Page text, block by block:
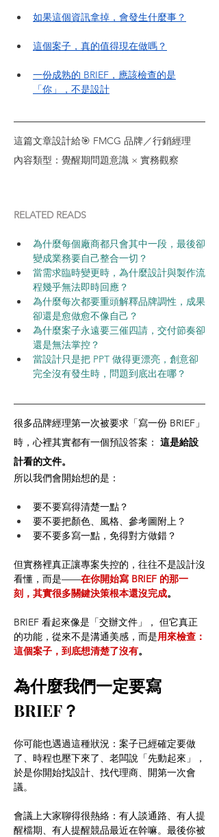
如果這個資訊拿掉，會發生什麼事？
這個案子，真的值得現在做嗎？
一份成熟的 BRIEF，應該檢查的是
「你」，不是設計
這篇文章設計給🎯 FMCG 品牌／行銷經理
內容類型：覺醒期問題意識 × 實務觀察
RELATED READS
為什麼每個廠商都只會其中一段，最後卻
變成業務要自己整合一切？
當需求臨時變更時，為什麼設計與製作流
程幾乎無法即時回應？
為什麼每次都要重頭解釋品牌調性，成果
卻還是愈做愈不像自己？
為什麼案子永遠要三催四請，交付節奏卻
還是無法掌控？
當設計只是把 PPT 做得更漂亮，創意卻
完全沒有發生時，問題到底出在哪？
很多品牌經理第一次被要求「寫一份 BRIEF」
時，心裡其實都有一個預設答案： 這是給設
計看的文件。
所以我們會開始想的是：
要不要寫得清楚一點？
要不要把顏色、風格、參考圖附上？
要不要多寫一點，免得對方做錯？
但實務裡真正讓專案失控的，往往不是設計沒
看懂，而是——在你開始寫 BRIEF 的那一
刻，其實很多關鍵決策根本還沒完成。
BRIEF 看起來像是「交辦文件」， 但它真正
的功能，從來不是溝通美感，而是用來檢查：
這個案子，到底想清楚了沒有。
為什麼我們一定要寫
BRIEF？
你可能也遇過這種狀況：案子已經確定要做
了、時程也壓下來了、老闆說「先動起來」，
於是你開始找設計、找代理商、開第一次會
議。
會議上大家聊得很熱絡：有人談通路、有人提
醒檔期、有人提醒競品最近在幹嘛。最後你被